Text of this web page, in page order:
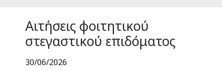
Αιτήσεις φοιτητικού
στεγαστικού επιδόματος
30/06/2026